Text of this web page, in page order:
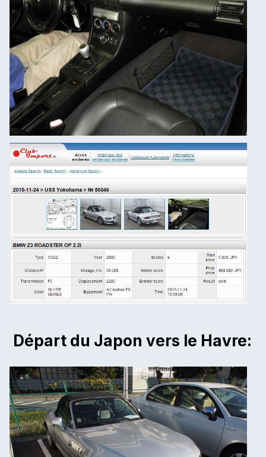
Départ du Japon vers le Havre: